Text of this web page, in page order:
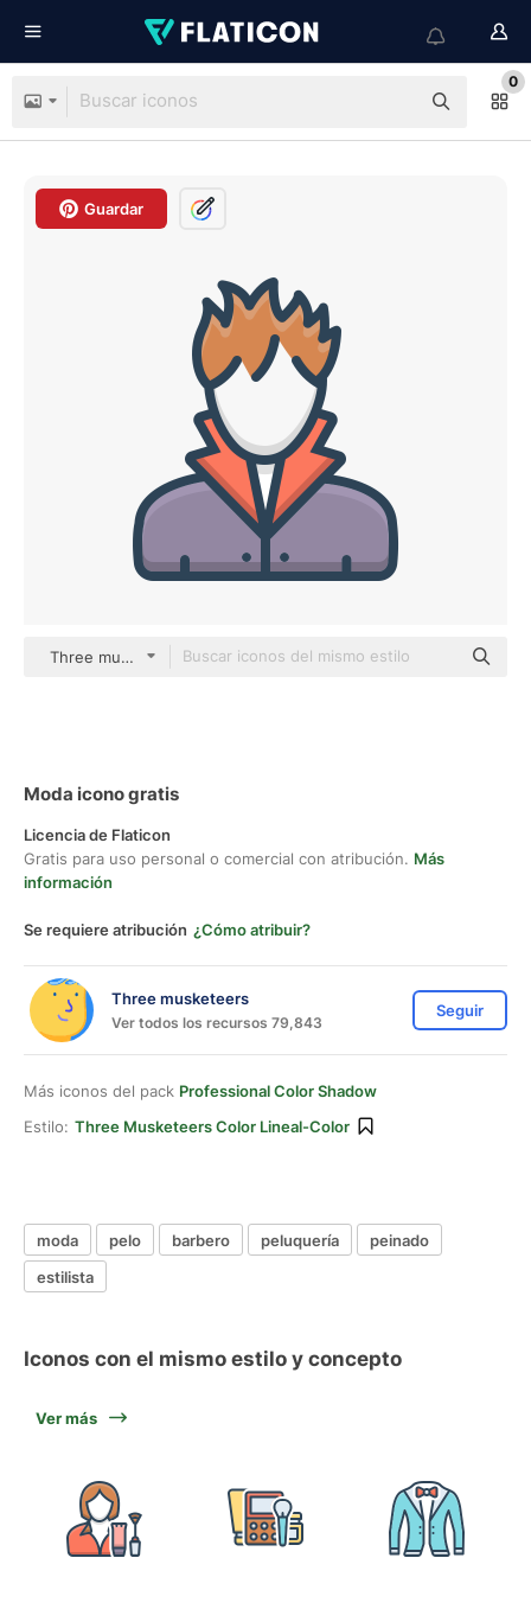
0
Guardar
Three musketeers color lineal-color
Moda icono gratis
Licencia de Flaticon
Gratis para uso personal o comercial con atribución. Más
información
Se requiere atribución ¿Cómo atribuir?
Three musketeers
Ver todos los recursos 79,843
Seguir
Más iconos del pack Professional Color Shadow
Estilo: Three Musketeers Color Lineal-Color
moda pelo barbero peluquería
peinado
estilista
Iconos con el mismo estilo y concepto
Ver más